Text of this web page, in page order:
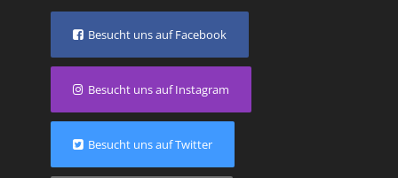
Besucht uns auf Facebook
Besucht uns auf Instagram
Besucht uns auf Twitter